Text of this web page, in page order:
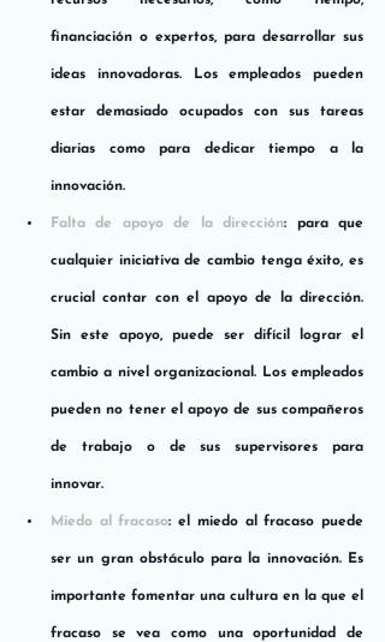
financiación o expertos, para desarrollar sus
ideas innovadoras. Los empleados pueden
estar demasiado ocupados con sus tareas
diarias como para dedicar tiempo a la
innovación.
Falta de apoyo de la dirección: para que
cualquier iniciativa de cambio tenga éxito, es
crucial contar con el apoyo de la dirección.
Sin este apoyo, puede ser difícil lograr el
cambio a nivel organizacional. Los empleados
pueden no tener el apoyo de sus compañeros
de trabajo o de sus supervisores para
innovar.
Miedo al fracaso: el miedo al fracaso puede
ser un gran obstáculo para la innovación. Es
importante fomentar una cultura en la que el
fracaso se vea como una oportunidad de